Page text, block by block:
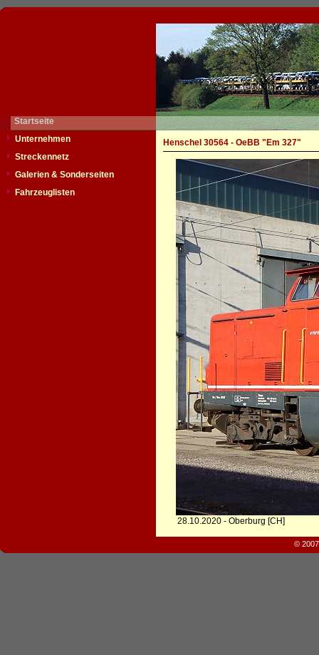
Startseite
Unternehmen
Streckennetz
Galerien & Sonderseiten
Fahrzeuglisten
Henschel 30564 - OeBB "Em 327"
28.10.2020 - Oberburg [CH]
©